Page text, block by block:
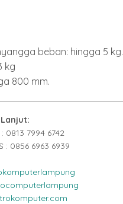
beban: hingga 5 kg.
kg
800 mm.
0813 7994 6742
: 0856 6963 6939